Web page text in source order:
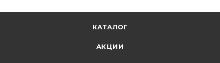
КАТАЛОГ
АКЦИИ